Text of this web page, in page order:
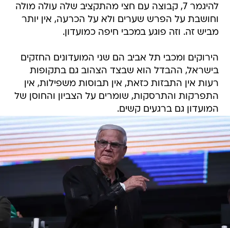
להיגמר 7, קבוצה עם חצי מהתקציב שלה עולה מולה
וחושבת על הפרש שערים ולא על הכרעה, אין יותר
מביש זה. וזה פוגע במכבי חיפה כמועדון.
הירוקים ומכבי תל אביב הם שני המועדונים החזקים
בישראל, ההבדל הוא שבצד הצהוב גם בתקופות
רעות אין התבזות כזאת, אין תבוסות משפילות, אין
התפרקות והתרסקות, שומרים על הצביון והחוסן של
המועדון גם ברגעים קשים.